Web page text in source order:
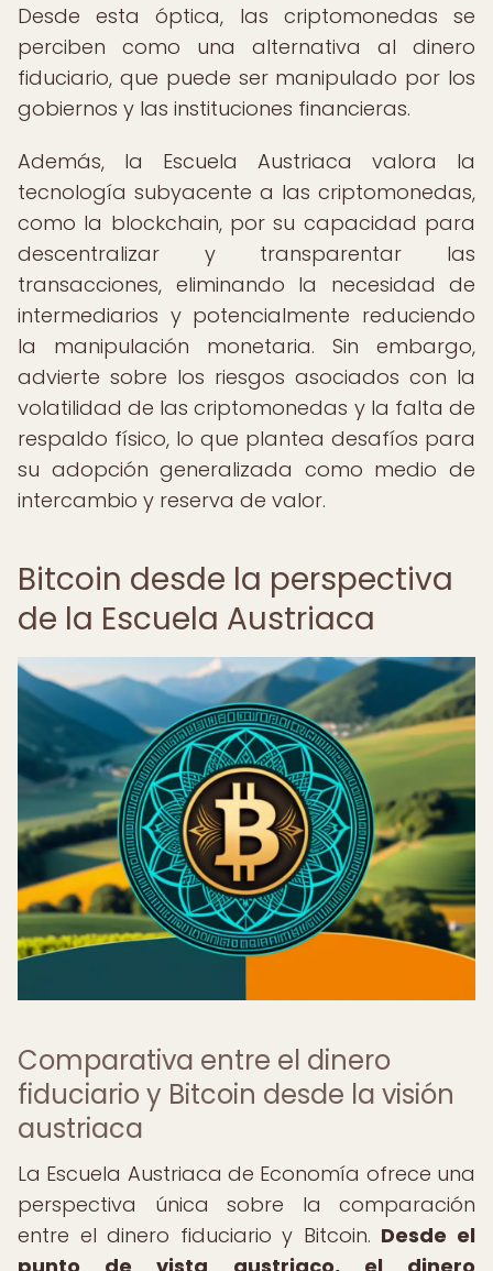
Desde esta óptica, las criptomonedas se
perciben como una alternativa al dinero
fiduciario, que puede ser manipulado por los
gobiernos y las instituciones financieras.
Además, la Escuela Austriaca valora la
tecnología subyacente a las criptomonedas,
como la blockchain, por su capacidad para
descentralizar y transparentar las
transacciones, eliminando la necesidad de
intermediarios y potencialmente reduciendo
la manipulación monetaria. Sin embargo,
advierte sobre los riesgos asociados con la
volatilidad de las criptomonedas y la falta de
respaldo físico, lo que plantea desafíos para
su adopción generalizada como medio de
intercambio y reserva de valor.
Bitcoin desde la perspectiva
de la Escuela Austriaca
Comparativa entre el dinero
fiduciario y Bitcoin desde la visión
austriaca
La Escuela Austriaca de Economía ofrece una
perspectiva única sobre la comparación
entre el dinero fiduciario y Bitcoin. Desde el